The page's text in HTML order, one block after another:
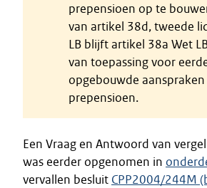
prepensioen op te
van artikel 38d, tweede
LB blijft artikel 38a Wet
van toepassing voor
opgebouwde
prepensioen.
Een Vraag en Antwoord van
was eerder opgenomen in
vervallen besluit CPP2004/244M